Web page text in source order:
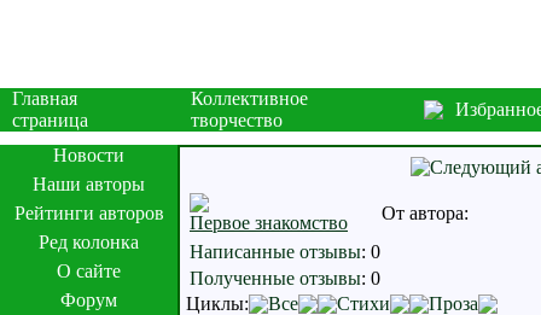
Главная
страница
Коллективное
творчество
Новости
Наши авторы
Рейтинги авторов
Ред колонка
О сайте
Форум
Первое знакомство
От автора:
Написанные отзывы: 0
Полученные отзывы: 0
Циклы:
Все Стихи Проза